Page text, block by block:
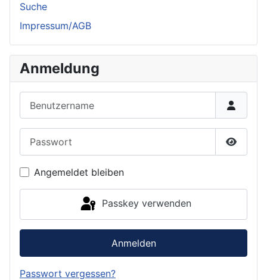
Suche
Impressum/AGB
Anmeldung
Angemeldet bleiben
Passkey verwenden
Anmelden
Passwort vergessen?